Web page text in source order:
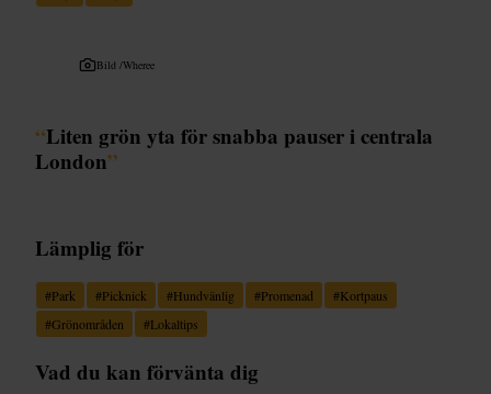
Bild /Wheree
“Liten grön yta för snabba pauser i centrala
London”
Lämplig för
#Park #Picknick #Hundvänlig #Promenad #Kortpaus
#Grönområden #Lokaltips
Vad du kan förvänta dig